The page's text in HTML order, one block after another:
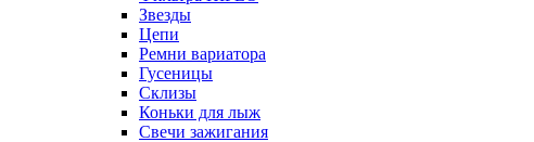
Звезды
Цепи
Ремни вариатора
Гусеницы
Склизы
Коньки для лыж
Свечи зажигания